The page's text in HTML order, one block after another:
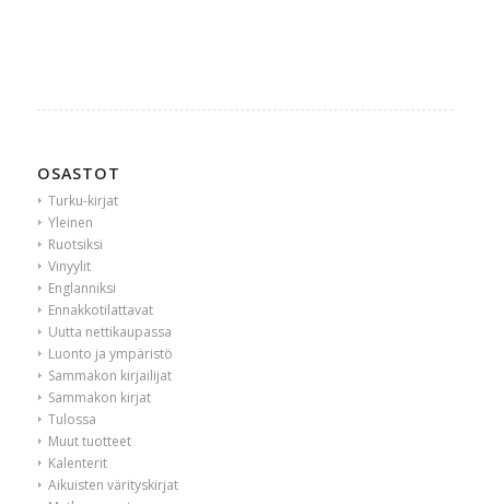
OSASTOT
Turku-kirjat
Yleinen
Ruotsiksi
Vinyylit
Englanniksi
Ennakkotilattavat
Uutta nettikaupassa
Luonto ja ympäristö
Sammakon kirjailijat
Sammakon kirjat
Tulossa
Muut tuotteet
Kalenterit
Aikuisten värityskirjat